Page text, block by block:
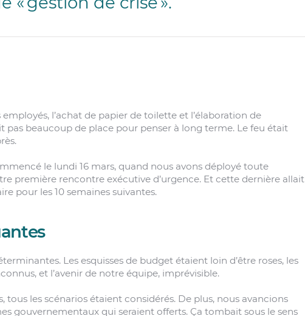
l’achat de papier de toilette et l’élaboration de
pas beaucoup de place pour penser à long terme. Le feu était
le lundi 16 mars, quand nous avons déployé toute
première rencontre exécutive d’urgence. Et cette dernière allait
pour les 10 semaines suivantes.
Les esquisses de budget étaient loin d’être roses, les
et l’avenir de notre équipe, imprévisible.
tous les scénarios étaient considérés. De plus, nous avancions
gouvernementaux qui seraient offerts. Ça tombait sous le sens